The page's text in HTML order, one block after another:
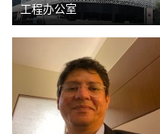
工程办公室